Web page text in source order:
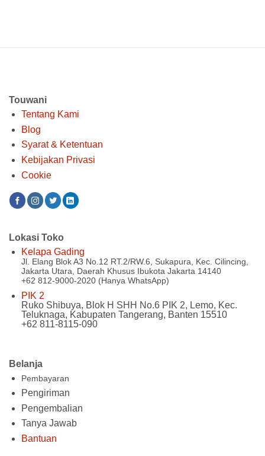
Touwani
Tentang Kami
Blog
Syarat & Ketentuan
Kebijakan Privasi
Cookie
Belanja
Pembayaran
Pengiriman
Pengembalian
Tanya Jawab
Bantuan
Lokasi Toko
Kelapa Gading
Jl. Elang Blok A3 No.12 RT.2/RW.6, Sukapura, Kec. Cilincing,
Jakarta Utara, Daerah Khusus Ibukota Jakarta 14140
+62 812-9000-2020 (Hanya WhatsApp)
PIK 2
Ruko Shibuya, Blok H SHH No.6 PIK 2, Lemo, Kec.
Teluknaga, Kabupaten Tangerang, Banten 15510
+62 811-8115-090